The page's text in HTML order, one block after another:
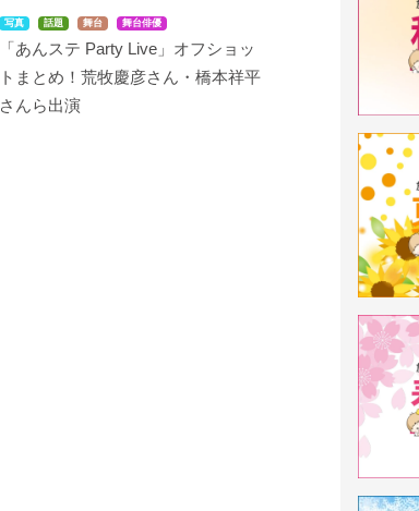
写真 話題 舞台 舞台俳優
「あんステ Party Live」オフショッ
トまとめ！荒牧慶彦さん・橋本祥平
さんら出演